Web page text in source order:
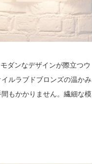
ダンなデザインが際立つウ
ルラブドブロンズの温かみ
もかかりません。繊細な模